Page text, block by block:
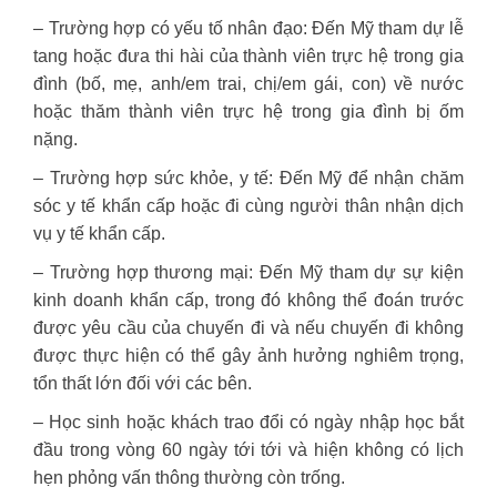
– Trường hợp có yếu tố nhân đạo: Đến Mỹ tham dự lễ
tang hoặc đưa thi hài của thành viên trực hệ trong gia
đình (bố, mẹ, anh/em trai, chị/em gái, con) về nước
hoặc thăm thành viên trực hệ trong gia đình bị ốm
nặng.
– Trường hợp sức khỏe, y tế: Đến Mỹ để nhận chăm
sóc y tế khẩn cấp hoặc đi cùng người thân nhận dịch
vụ y tế khẩn cấp.
– Trường hợp thương mại: Đến Mỹ tham dự sự kiện
kinh doanh khẩn cấp, trong đó không thể đoán trước
được yêu cầu của chuyến đi và nếu chuyến đi không
được thực hiện có thể gây ảnh hưởng nghiêm trọng,
tổn thất lớn đối với các bên.
– Học sinh hoặc khách trao đổi có ngày nhập học bắt
đầu trong vòng 60 ngày tới tới và hiện không có lịch
hẹn phỏng vấn thông thường còn trống.